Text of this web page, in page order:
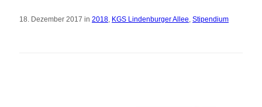
18. Dezember 2017 in 2018, KGS Lindenburger Allee, Stipendium